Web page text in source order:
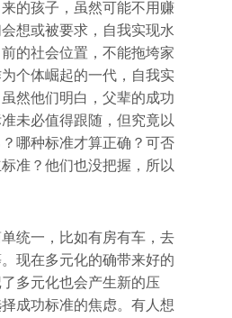
的孩子，虽然可能不用赚
想或被要求，自我实现水
的社会位置，不能拖垮家
个体崛起的一代，自我实
然他们明白，父辈的成功
未必值得跟随，但究竟以
哪种标准才算正确？可否
准？他们也没把握，所以
统一，比如有房有车，去
现在多元化的确带来好的
多元化也会产生新的压
成功标准的焦虑。有人想